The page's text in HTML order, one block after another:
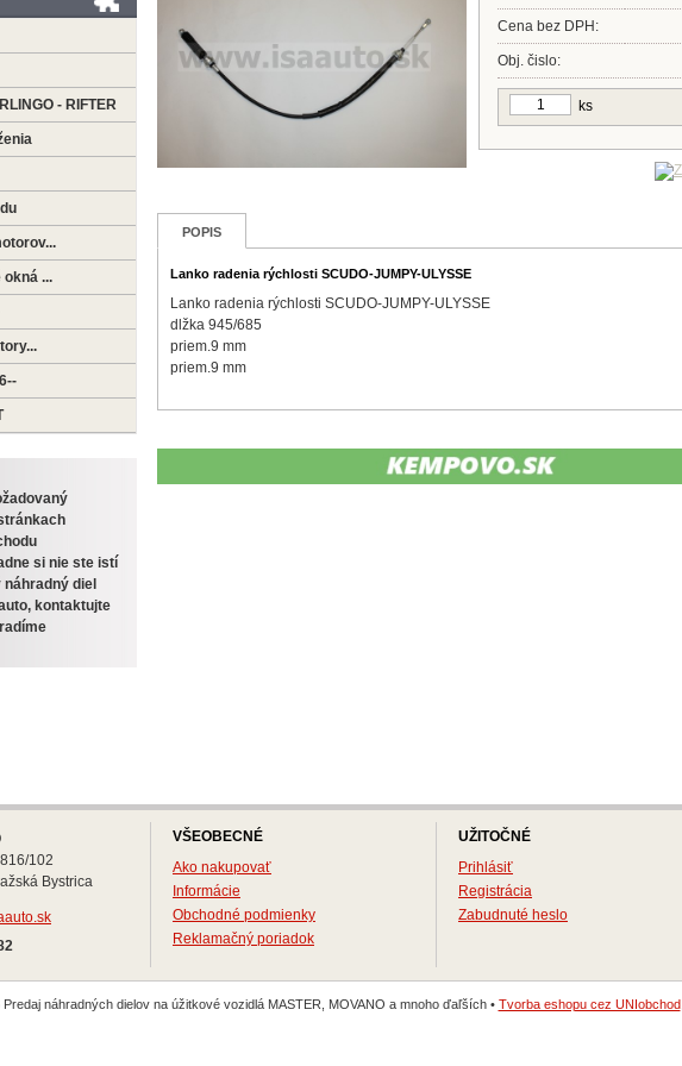
Cena bez DPH:
Obj. čislo:
ks
POPIS
Lanko radenia rýchlosti SCUDO-JUMPY-ULYSSE
Lanko radenia rýchlosti SCUDO-JUMPY-ULYSSE
dlžka 945/685
priem.9 mm
priem.9 mm
- RIFTER
okná ...
si nie ste istí
diel
kontaktujte
102
Bystrica
VŠEOBECNÉ
Ako nakupovať
Informácie
Obchodné podmienky
Reklamačný poriadok
UŽITOČNÉ
Prihlásiť
Registrácia
Zabudnuté heslo
náhradných dielov na úžitkové vozidlá MASTER, MOVANO a mnoho ďaľších • Tvorba eshopu cez UNIobchod,